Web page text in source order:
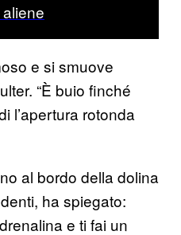
e si smuove
“È buio finché
l’apertura rotonda
al bordo della dolina
ha spiegato:
e ti fai un